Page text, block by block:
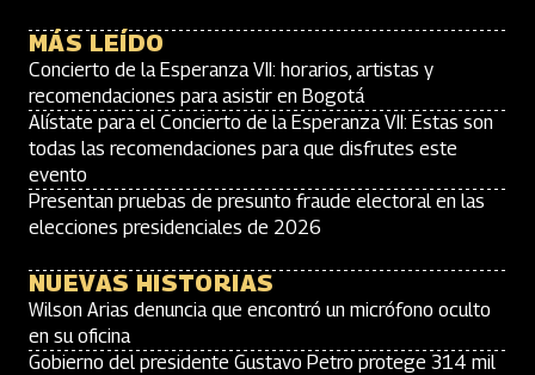
MÁS LEÍDO
Concierto de la Esperanza VII: horarios, artistas y
recomendaciones para asistir en Bogotá
Alístate para el Concierto de la Esperanza VII: Estas son
todas las recomendaciones para que disfrutes este
evento
Presentan pruebas de presunto fraude electoral en las
elecciones presidenciales de 2026
NUEVAS HISTORIAS
Wilson Arias denuncia que encontró un micrófono oculto
en su oficina
Gobierno del presidente Gustavo Petro protege 314 mil